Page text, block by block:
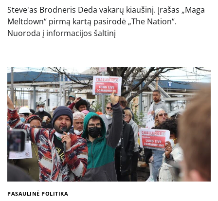
Steve'as Brodneris Deda vakarų kiaušinį. Įrašas „Maga
Meltdown“ pirmą kartą pasirodė „The Nation“.
Nuoroda į informacijos šaltinį
PASAULINĖ POLITIKA